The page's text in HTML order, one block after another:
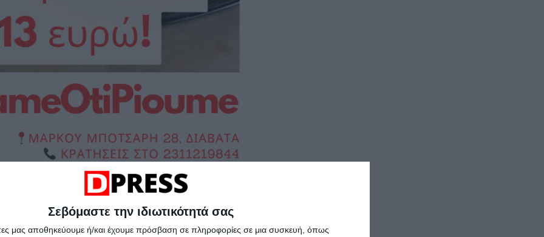
Σεβόμαστε την ιδιωτικότητά σας
μας αποθηκεύουμε ή/και έχουμε πρόσβαση σε πληροφορίες σε μια συσκευή, όπως
με φίλους ή συναδέλφους, όπου θα
τσίπουρο χωρίς να ξοδέψετε μια